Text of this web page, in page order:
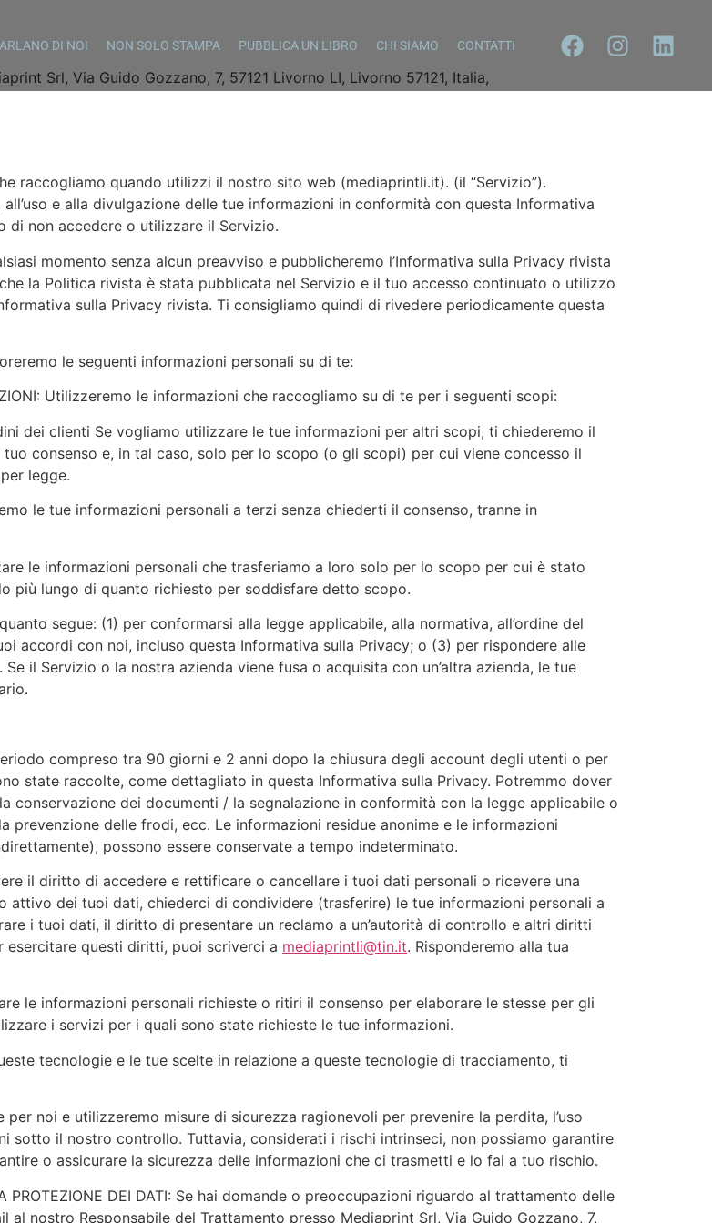
DI NOI NON SOLO STAMPA PUBBLICA UN LIBRO CHI SIAMO CONTATTI
Srl, Via Guido Gozzano, 7, 57121 Livorno LI, Livorno 57121, Italia,
raccogliamo quando utilizzi il nostro sito web (mediaprintli.it). (il “Servizio”).
e alla divulgazione delle tue informazioni in conformità con questa Informativa
di non accedere o utilizzare il Servizio.
momento senza alcun preavviso e pubblicheremo l’Informativa sulla Privacy rivista
la Politica rivista è stata pubblicata nel Servizio e il tuo accesso continuato o utilizzo
sulla Privacy rivista. Ti consigliamo quindi di rivedere periodicamente questa
le seguenti informazioni personali su di te:
Utilizzeremo le informazioni che raccogliamo su di te per i seguenti scopi:
dei clienti Se vogliamo utilizzare le tue informazioni per altri scopi, ti chiederemo il
consenso e, in tal caso, solo per lo scopo (o gli scopi) per cui viene concesso il
legge.
le tue informazioni personali a terzi senza chiederti il consenso, tranne in
le informazioni personali che trasferiamo a loro solo per lo scopo per cui è stato
più lungo di quanto richiesto per soddisfare detto scopo.
segue: (1) per conformarsi alla legge applicabile, alla normativa, all’ordine del
accordi con noi, incluso questa Informativa sulla Privacy; o (3) per rispondere alle
il Servizio o la nostra azienda viene fusa o acquisita con un’altra azienda, le tue
compreso tra 90 giorni e 2 anni dopo la chiusura degli account degli utenti o per
state raccolte, come dettagliato in questa Informativa sulla Privacy. Potremmo dover
conservazione dei documenti / la segnalazione in conformità con la legge applicabile o
delle frodi, ecc. Le informazioni residue anonime e le informazioni
possono essere conservate a tempo indeterminato.
il diritto di accedere e rettificare o cancellare i tuoi dati personali o ricevere una
dei tuoi dati, chiederci di condividere (trasferire) le tue informazioni personali a
i tuoi dati, il diritto di presentare un reclamo a un’autorità di controllo e altri diritti
esercitare questi diritti, puoi scriverci a mediaprintli@tin.it. Risponderemo alla tua
le informazioni personali richieste o ritiri il consenso per elaborare le stesse per gli
i servizi per i quali sono state richieste le tue informazioni.
tecnologie e le tue scelte in relazione a queste tecnologie di tracciamento, ti
noi e utilizzeremo misure di sicurezza ragionevoli per prevenire la perdita, l’uso
il nostro controllo. Tuttavia, considerati i rischi intrinseci, non possiamo garantire
o assicurare la sicurezza delle informazioni che ci trasmetti e lo fai a tuo rischio.
PROTEZIONE DEI DATI: Se hai domande o preoccupazioni riguardo al trattamento delle
nostro Responsabile del Trattamento presso Mediaprint Srl, Via Guido Gozzano, 7,